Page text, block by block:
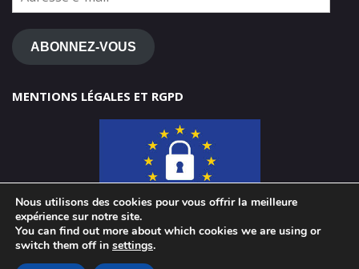
e-
mail
ABONNEZ-VOUS
MENTIONS LÉGALES ET RGPD
© 2026 ClasseTICE 1d
Nous utilisons des cookies pour vous offrir la meilleure
expérience sur notre site.
You can find out more about which cookies we are using or
switch them off in settings.